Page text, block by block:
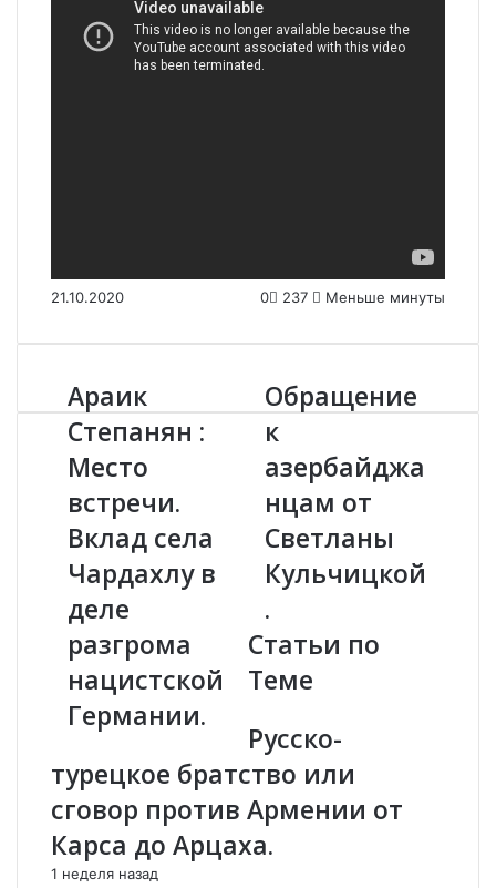
21.10.2020 0 237 Меньше минуты
А
р
а
и
к
С
т
е
п
н
я
:
М
т
о
с
т
Араик
Степанян :
Место
встречи.
Вклад села
Чардахлу в
деле
разгрома
нацистской
Германии.
О
б
р
а
щ
е
н
и
е
а
з
р
а
д
ж
а
н
Обращение
к
азербайджа
нцам от
Светланы
Кульчицкой
.
Статьи по
Теме
Русско-
турецкое братство или
сговор против Армении от
Карса до Арцаха.
1 неделя назад